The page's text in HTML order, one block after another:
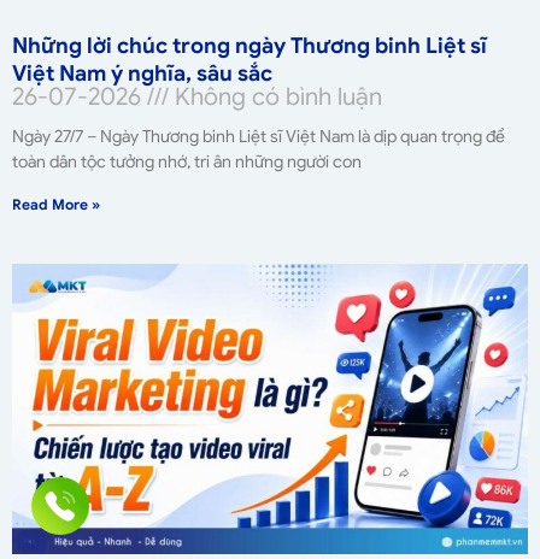
Những lời chúc trong ngày Thương binh Liệt sĩ
Việt Nam ý nghĩa, sâu sắc
26-07-2026 Không có bình luận
Ngày 27/7 – Ngày Thương binh Liệt sĩ Việt Nam là dịp quan trọng để
toàn dân tộc tưởng nhớ, tri ân những người con
Read More »